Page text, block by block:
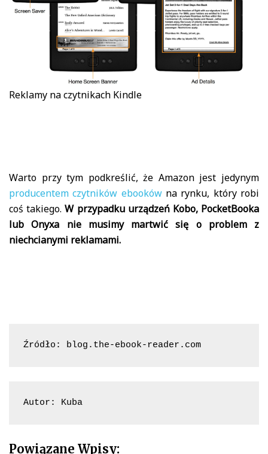
Reklamy na czytnikach Kindle
Warto przy tym podkreślić, że Amazon jest jedynym
producentem czytników ebookówna rynku, który robi
coś takiego.W przypadku urządzeń Kobo, PocketBooka
lub Onyxa nie musimy martwić się o problem z
niechcianymi reklamami.
Źródło: blog.the-ebook-reader.com
Autor: Kuba
Powiązane Wpisy: